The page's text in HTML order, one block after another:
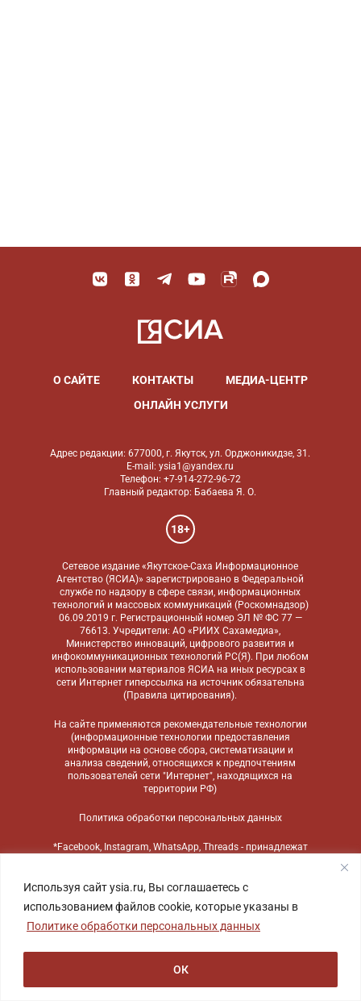
Используя сайт ysia.ru, Вы соглашаетесь с
использованием файлов cookie, которые указаны в
Политике обработки персональных данных
ОК
О САЙТЕ КОНТАКТЫ
МЕДИА-ЦЕНТР
ОНЛАЙН УСЛУГИ
Адрес редакции: 677000, г. Якутск, ул. Орджоникидзе, 31.
E-mail: ysia1@yandex.ru
Телефон: +7-914-272-96-72
Главный редактор: Бабаева Я. О.
18+
Сетевое издание «Якутское-Саха Информационное
Агентство (ЯСИА)» зарегистрировано в Федеральной
службе по надзору в сфере связи, информационных
технологий и массовых коммуникаций (Роскомнадзор)
06.09.2019 г. Регистрационный номер ЭЛ № ФС 77 —
76613. Учредители: АО «РИИХ Сахамедиа»,
Министерство инноваций, цифрового развития и
инфокоммуникационных технологий РС(Я). При любом
использовании материалов ЯСИА на иных ресурсах в
сети Интернет гиперссылка на источник обязательна
(Правила цитирования).
На сайте применяются рекомендательные технологии
(информационные технологии предоставления
информации на основе сбора, систематизации и
анализа сведений, относящихся к предпочтениям
пользователей сети "Интернет", находящихся на
территории РФ)
Политика обработки персональных данных
*Facebook, Instagram, WhatsApp, Threads - принадлежат